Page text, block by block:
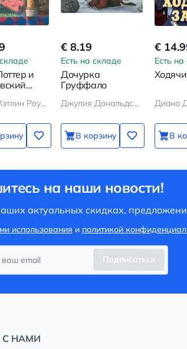
и
Джоан Кэтлин Роулинг
€ 8.19
Есть на складе
Дочурка
Груффало
Джулия Дональдсон
В корзину
€
Есть
Диана
В
на наши новости!
актуальных скидках,
использования и политикой
Подписаться
С НАМИ